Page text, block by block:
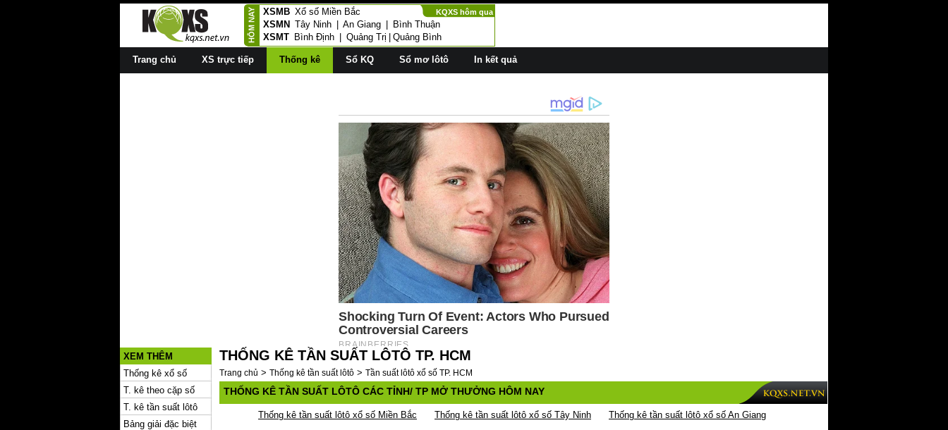
XSMB Xổ số Miền Bắc KQXS hôm qua
XSMN Tây Ninh An Giang
Bình Thuận
XSMT Bình Định Quảng Trị Quảng Bình
Trang chủ XS trực tiếp Thống kê Sổ KQ Sổ mơ lôtô In kết quả
XEM THÊM
Thống kê xổ số
T. kê theo cặp số
T. kê tần suất lôtô
Bảng giải đặc biệt
THỐNG KÊ TẦN SUẤT LÔTÔ TP. HCM
Trang chủ > Thống kê tần suất lôtô > Tần suất lôtô xổ số TP. HCM
THỐNG KÊ TẦN SUẤT LÔTÔ CÁC TỈNH/ TP MỞ THƯỞNG HÔM NAY
Thống kê tần suất lôtô xổ số Miền Bắc Thống kê tần suất lôtô xổ số Tây Ninh Thống kê tần suất lôtô xổ số An Giang